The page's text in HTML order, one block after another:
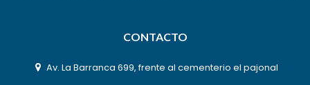
CONTACTO
Av. La Barranca 699, frente al cementerio el pajonal